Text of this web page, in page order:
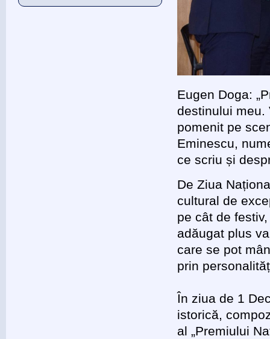
Eugen Doga:
destinului meu.
pomenit pe
Eminescu,
ce scriu și
De Ziua
cultural de
pe cât de
adăugat plus
care se pot
prin
În ziua de 1
istorică,
al „Premiului